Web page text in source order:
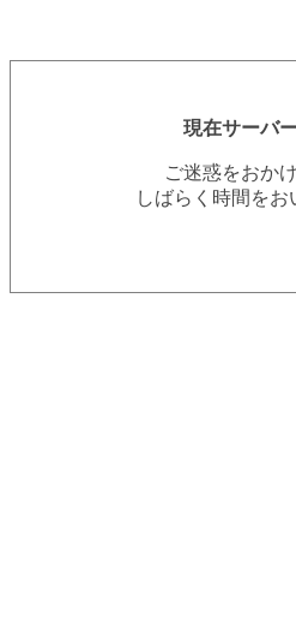
現在サーバ
ご迷惑をおか
しばらく時間を